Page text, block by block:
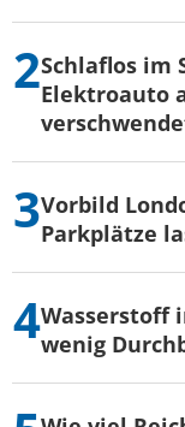
Schlaflos im
Elektroauto
Vorbild
Parkplätze
Wasserstoff
wenig